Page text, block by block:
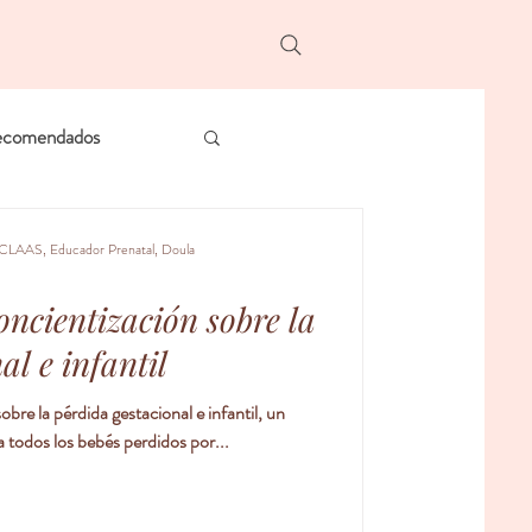
sobre la
e infantil
la pérdida gestacional e infantil, un
los bebés perdidos por...
Educador Prenatal, Doula